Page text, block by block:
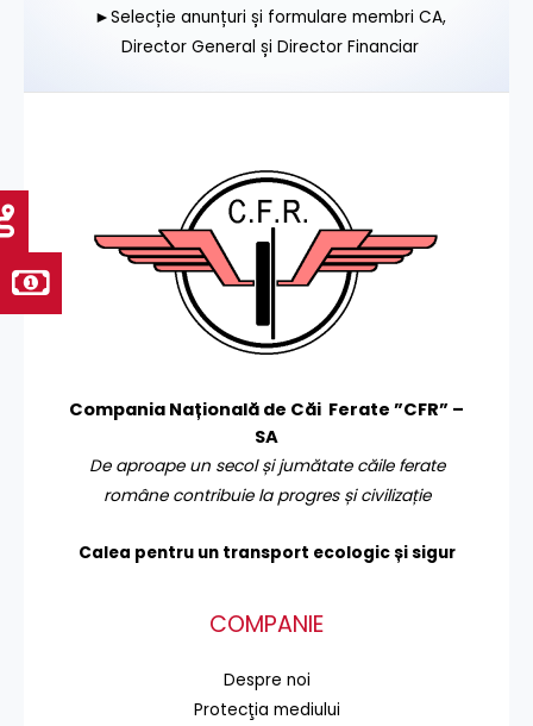
►Selecție anunțuri și formulare membri CA,
Director General și Director Financiar
Compania Națională de Căi Ferate ”CFR” –
SA
De aproape un secol și jumătate căile ferate
române contribuie la progres și civilizație
Calea pentru un transport ecologic și sigur
COMPANIE
Despre noi
Protecţia mediului